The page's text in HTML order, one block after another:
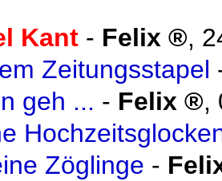
Kant - Felix ,
Zeitungsstapel
geh ... - Felix ,
Zöglinge -